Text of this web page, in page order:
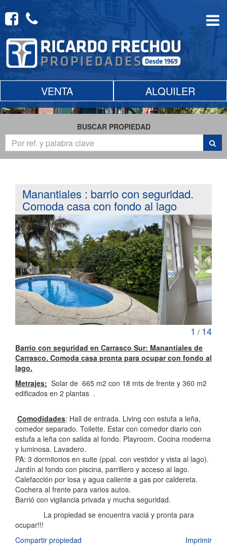
VENTA ALQUILER
BUSCAR PROPIEDAD
Manantiales : barrio con seguridad.
Comoda casa con fondo al lago
Previous Next
2 / 14
Barrio con seguridad en Carrasco Sur: Manantiales de
Carrasco. Comoda casa pronta para ocupar con fondo al
lago.
Metrajes: Solar de 665 m2 con 18 mts de frente y 360 m2
edificados en 2 plantas .
Comodidades: Hall de entrada. Living con estufa a leña,
comedor separado. Toilette. Estar con comedor diario con
estufa a leña con salida al fondo. Playroom. Cocina moderna
y luminosa. Lavadero.
PA: 3 dormitorios en suite (ppal. con vestidor y vista al lago).
Jardín al fondo con piscina, parrillero y acceso al lago.
Calefacción por losa y agua caliente a gas por caldereta.
Cochera al frente para varios autos.
Barrió con vigilancia privada y mucha seguridad.
La propiedad se encuentra vaciá y pronta para
ocupar!!!
Compartir propiedad
Imprimir